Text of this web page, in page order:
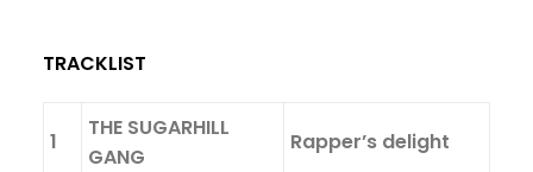
TRACKLIST
1
THE SUGARHILL
GANG
Rapper’s delight